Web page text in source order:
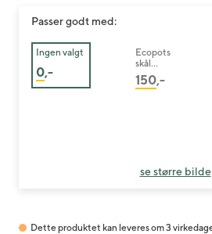
Passer godt med:
Ingen valgt
0,-
Ecopots
skål
Amsterdam
grå 29 cm
150,-
se større bilde
Dette produktet kan leveres om 3